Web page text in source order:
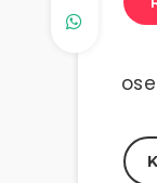
ose